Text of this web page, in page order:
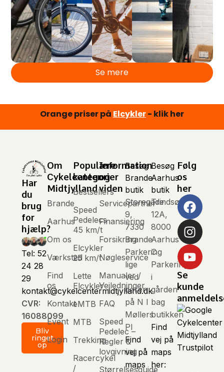
Se mere
Orange priser på Elcykler
eMTB - klik her
Har
du
brug
for
hjælp?
Tel: 52
24 28
29
kontakt@cykelcentermidtjylland.dk
CVR:
16088099
Bliv
ringet
op
Om
Cykelcenter
Midtjylland
Brande
Aarhus
Om os
Værksted
Find
os
Kontakt
Event
Login
Populære
kategorier
Bestsellers
Speed
Pedelecs
45 km/t
Elcykler
25 km/t
Lette
Elcykler
eMTB
MTB
Trekking
Racercykel
/
Information
og
viden
Servicepartner
Finansiering
Forsikring
Nøgleservice
Manualer /
Vejledninger
FAQ
Speed
Pedelec –
Regler &
lovgivning
Størrelsesguide
Besøg
Brande
butik
Storegade
9,
7330
Brande
Parkering
lige
ved
døren
på N I
Møllers
Pl
Find
vej på
maps
Besøg
Aarhus
butik
Trindsøvej
12A,
8000
Aarhus
C
Parkering
i
gården
bag
butikken
Find
vej på
maps
her:
Følg
os
her
Se
kunde
Trustpilot